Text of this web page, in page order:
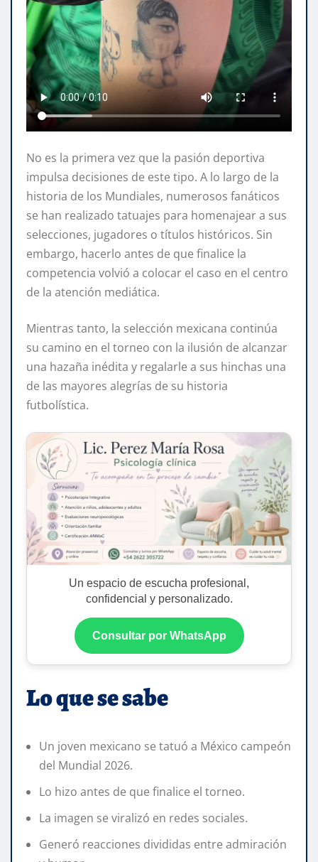
No es la primera vez que la pasión deportiva
impulsa decisiones de este tipo. A lo largo de la
historia de los Mundiales, numerosos fanáticos
se han realizado tatuajes para homenajear a sus
selecciones, jugadores o títulos históricos. Sin
embargo, hacerlo antes de que finalice la
competencia volvió a colocar el caso en el centro
de la atención mediática.
Mientras tanto, la selección mexicana continúa
su camino en el torneo con la ilusión de alcanzar
una hazaña inédita y regalarle a sus hinchas una
de las mayores alegrías de su historia
futbolística.
Un espacio de escucha profesional,
confidencial y personalizado.
Consultar por WhatsApp
Lo que se sabe
Un joven mexicano se tatuó a México campeón
del Mundial 2026.
Lo hizo antes de que finalice el torneo.
La imagen se viralizó en redes sociales.
Generó reacciones divididas entre admiración